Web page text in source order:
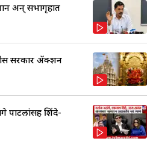
अन् सभागृहात
सरकार ॲक्शन
पाटलांसह शिंदे-